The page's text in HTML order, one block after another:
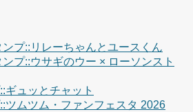
プ::リレーちゃんとユースくん
プ::ウサギのウー × ローソンスト
ギュッとチャット
ツムツム・ファンフェスタ 2026